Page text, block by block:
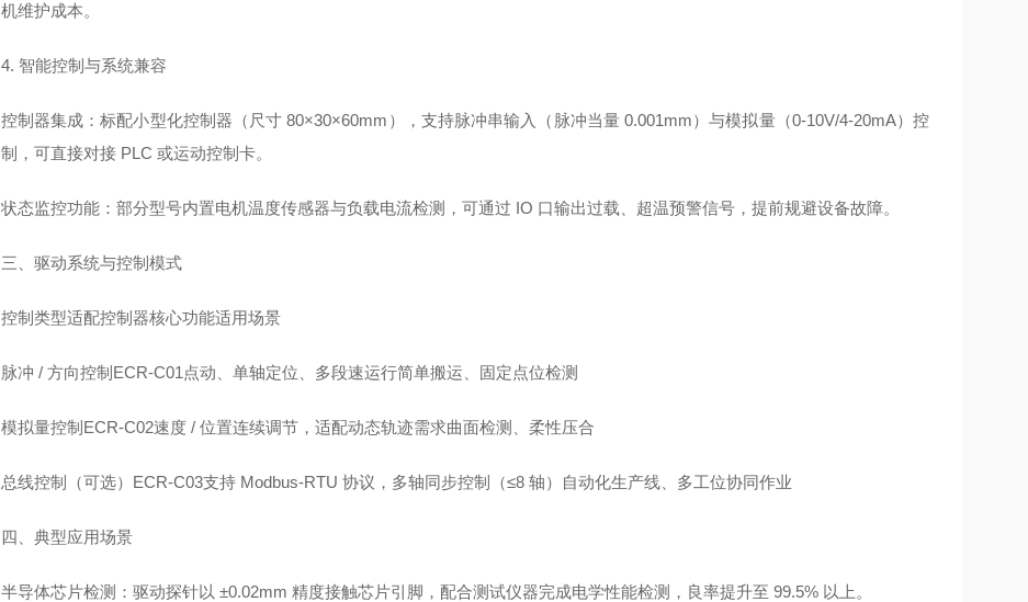
机维护成本。
4. 智能控制与系统兼容
控制器集成：标配小型化控制器（尺寸 80×30×60mm），支持脉冲串输入（脉冲当量 0.001mm）与模拟量（0-10V/4-20mA）控
制，可直接对接 PLC 或运动控制卡。
状态监控功能：部分型号内置电机温度传感器与负载电流检测，可通过 IO 口输出过载、超温预警信号，提前规避设备故障。
三、驱动系统与控制模式
控制类型适配控制器核心功能适用场景
脉冲 / 方向控制 ECR-C01 点动、单轴定位、多段速运行简单搬运、固定点位检测
模拟量控制 ECR-C02速度 / 位置连续调节，适配动态轨迹需求曲面检测、柔性压合
总线控制（可选） ECR-C03支持 Modbus-RTU 协议，多轴同步控制（≤8 轴） 自动化生产线、多工位协同作业
四、典型应用场景
半导体芯片检测：驱动探针以 ±0.02mm 精度接触芯片引脚，配合测试仪器完成电学性能检测，良率提升至 99.5% 以上。